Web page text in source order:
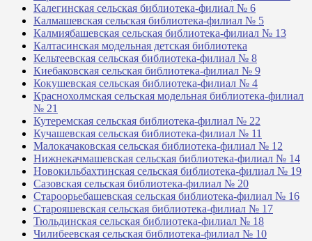
Калегинская сельская библиотека-филиал № 6
Калмашевская сельская библиотека-филиал № 5
Калмиябашевская сельская библиотека-филиал № 13
Калтасинская модельная детская библиотека
Кельтеевская сельская библиотека-филиал № 8
Киебаковская сельская библиотека-филиал № 9
Кокушевская сельская библиотека-филиал № 4
Краснохолмская сельская модельная библиотека-филиал
№ 21
Кутеремская сельская библиотека-филиал № 22
Кучашевская сельская библиотека-филиал № 11
Малокачаковская сельская библиотека-филиал № 12
Нижнекачмашевская сельская библиотека-филиал № 14
Новокильбахтинская сельская библиотека-филиал № 19
Сазовская сельская библиотека-филиал № 20
Староорьебашевская сельская библиотека-филиал № 16
Старояшевская сельская библиотека-филиал № 17
Тюльдинская сельская библиотека-филиал № 18
Чилибеевская сельская библиотека-филиал № 10